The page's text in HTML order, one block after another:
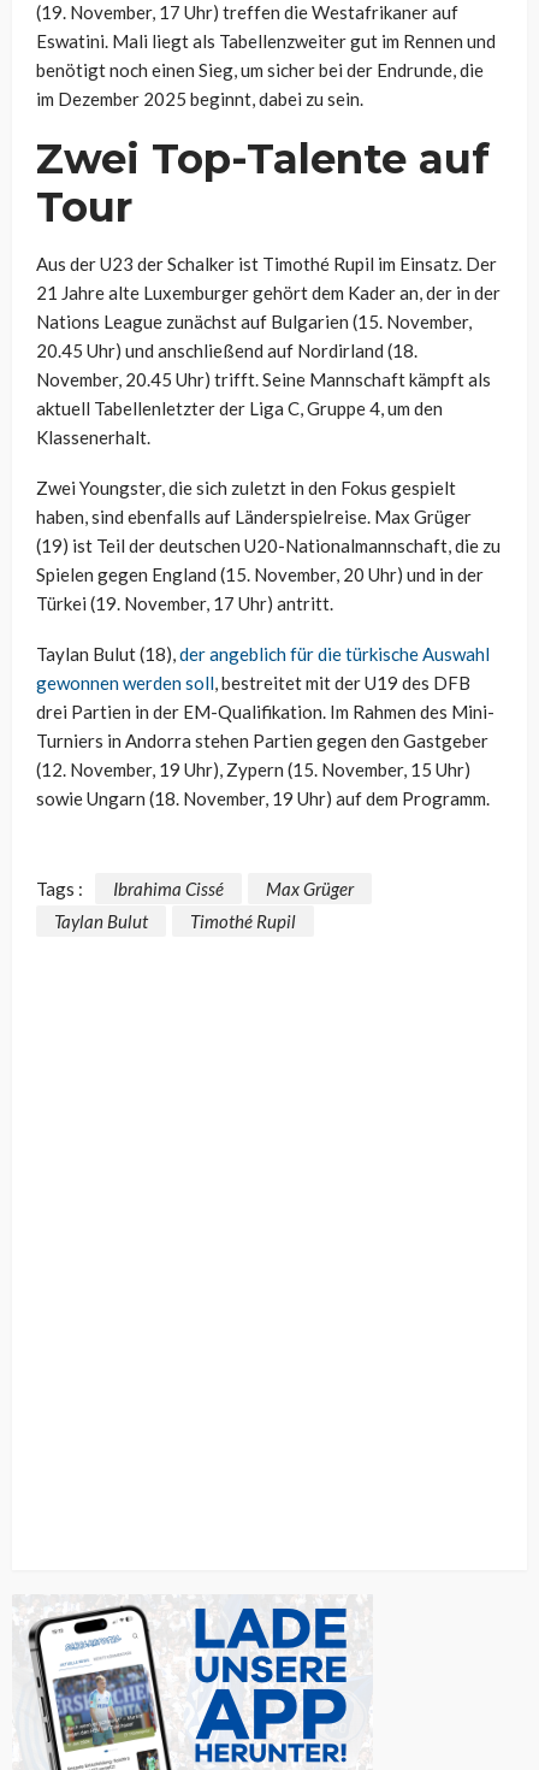
(19. November, 17 Uhr) treffen die Westafrikaner auf
Eswatini. Mali liegt als Tabellenzweiter gut im Rennen und
benötigt noch einen Sieg, um sicher bei der Endrunde, die
im Dezember 2025 beginnt, dabei zu sein.
Zwei Top-Talente auf
Tour
Aus der U23 der Schalker ist Timothé Rupil im Einsatz. Der
21 Jahre alte Luxemburger gehört dem Kader an, der in der
Nations League zunächst auf Bulgarien (15. November,
20.45 Uhr) und anschließend auf Nordirland (18.
November, 20.45 Uhr) trifft. Seine Mannschaft kämpft als
aktuell Tabellenletzter der Liga C, Gruppe 4, um den
Klassenerhalt.
Zwei Youngster, die sich zuletzt in den Fokus gespielt
haben, sind ebenfalls auf Länderspielreise. Max Grüger
(19) ist Teil der deutschen U20-Nationalmannschaft, die zu
Spielen gegen England (15. November, 20 Uhr) und in der
Türkei (19. November, 17 Uhr) antritt.
Taylan Bulut (18),der angeblich für die türkische Auswahl
gewonnen werden soll, bestreitet mit der U19 des DFB
drei Partien in der EM-Qualifikation. Im Rahmen des Mini-
Turniers in Andorra stehen Partien gegen den Gastgeber
(12. November, 19 Uhr), Zypern (15. November, 15 Uhr)
sowie Ungarn (18. November, 19 Uhr) auf dem Programm.
Tags : Ibrahima Cissé
Max Grüger
Taylan Bulut
Timothé Rupil